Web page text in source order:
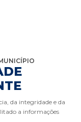
da integridade e da
a informações